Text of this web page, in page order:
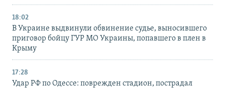
18:02
В Украине выдвинули обвинение судье, выносившего
приговор бойцу ГУР МО Украины, попавшего в плен в
Крыму
17:28
Удар РФ по Одессе: поврежден стадион, пострадал